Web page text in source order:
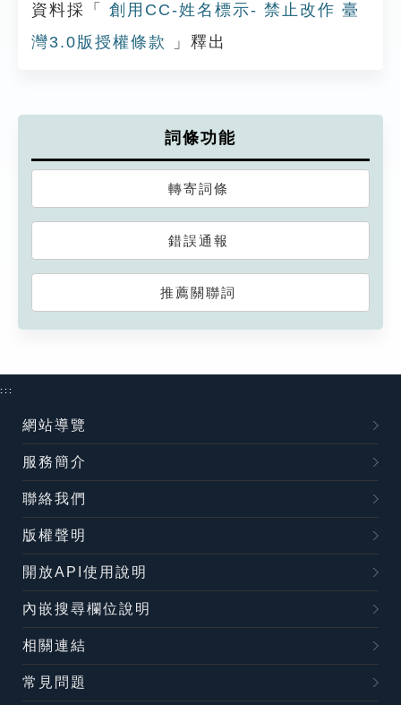
資料採「
創用CC-姓名標示- 禁止改作 臺
灣3.0版授權條款
」釋出
詞條功能
轉寄詞條
錯誤通報
推薦關聯詞
:::
網站導覽
服務簡介
聯絡我們
版權聲明
開放API使用說明
內嵌搜尋欄位說明
相關連結
常見問題